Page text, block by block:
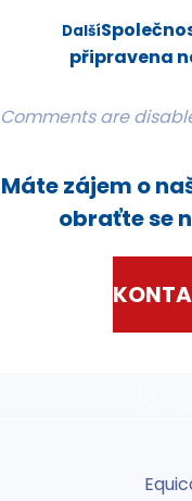
Další
připravena
Comments are
Máte zájem o
obraťte se